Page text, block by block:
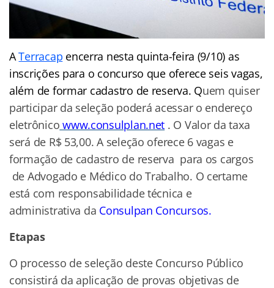
ATerracap encerra nesta quinta-feira (9/10) as
inscrições para o concurso que oferece seis vagas,
além de formar cadastro de reserva. Quem quiser
participar da seleção poderá acessar o endereço
eletrônico www.consulplan.net . O Valor da taxa
será de R$ 53,00. A seleção oferece 6 vagas e
formação de cadastro de reserva para os cargos
de Advogado e Médico do Trabalho. O certame
está com responsabilidade técnica e
administrativa da Consulpan Concursos.
Etapas
O processo de seleção deste Concurso Público
consistirá da aplicação de provas objetivas de